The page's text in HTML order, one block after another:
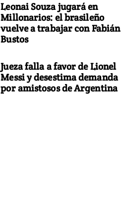
Leonai Souza jugará en
Millonarios: el brasileño
vuelve a trabajar con Fabián
Bustos
Jueza falla a favor de Lionel
Messi y desestima demanda
por amistosos de Argentina